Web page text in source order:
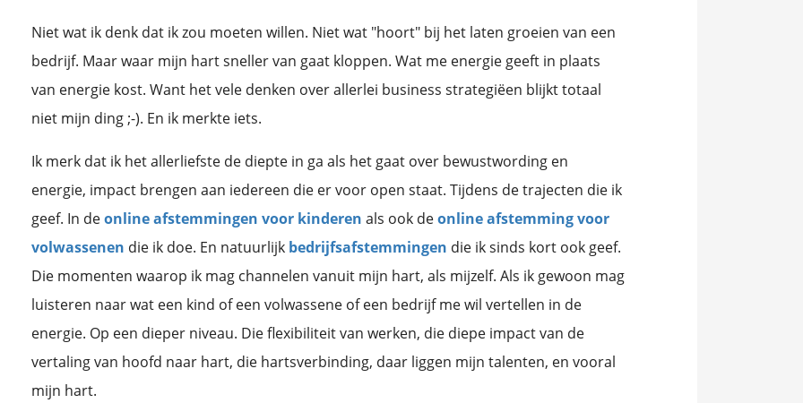
Niet wat ik denk dat ik zou moeten willen. Niet wat "hoort" bij het laten groeien van een
bedrijf. Maar waar mijn hart sneller van gaat kloppen. Wat me energie geeft in plaats
van energie kost. Want het vele denken over allerlei business strategiëen blijkt totaal
niet mijn ding ;-). En ik merkte iets.
Ik merk dat ik het allerliefste de diepte in ga als het gaat over bewustwording en
energie, impact brengen aan iedereen die er voor open staat. Tijdens de trajecten die ik
geef. In deonline afstemmingen voor kinderen als ook deonline afstemming voor
volwassenen die ik doe. En natuurlijk bedrijfsafstemmingen die ik sinds kort ook geef.
Die momenten waarop ik mag channelen vanuit mijn hart, als mijzelf. Als ik gewoon mag
luisteren naar wat een kind of een volwassene of een bedrijf me wil vertellen in de
energie. Op een dieper niveau. Die flexibiliteit van werken, die diepe impact van de
vertaling van hoofd naar hart, die hartsverbinding, daar liggen mijn talenten, en vooral
mijn hart.